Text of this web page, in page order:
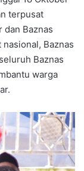
terpusat
dan Baznas
Baznas
Baznas
warga